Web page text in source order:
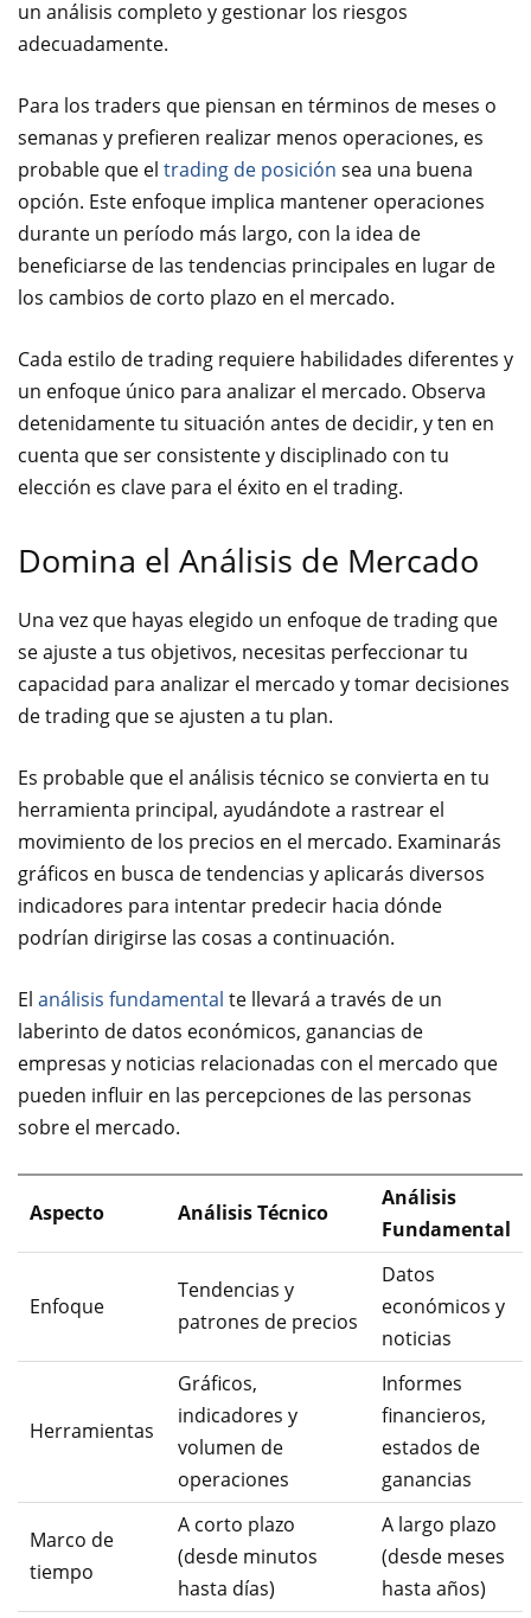
un análisis completo y gestionar los riesgos
adecuadamente.
Para los traders que piensan en términos de meses o
semanas y prefieren realizar menos operaciones, es
probable que el trading de posición sea una buena
opción. Este enfoque implica mantener operaciones
durante un período más largo, con la idea de
beneficiarse de las tendencias principales en lugar de
los cambios de corto plazo en el mercado.
Cada estilo de trading requiere habilidades diferentes y
un enfoque único para analizar el mercado. Observa
detenidamente tu situación antes de decidir, y ten en
cuenta que ser consistente y disciplinado con tu
elección es clave para el éxito en el trading.
Domina el Análisis de Mercado
Una vez que hayas elegido un enfoque de trading que
se ajuste a tus objetivos, necesitas perfeccionar tu
capacidad para analizar el mercado y tomar decisiones
de trading que se ajusten a tu plan.
Es probable que el análisis técnico se convierta en tu
herramienta principal, ayudándote a rastrear el
movimiento de los precios en el mercado. Examinarás
gráficos en busca de tendencias y aplicarás diversos
indicadores para intentar predecir hacia dónde
podrían dirigirse las cosas a continuación.
El análisis fundamental te llevará a través de un
laberinto de datos económicos, ganancias de
empresas y noticias relacionadas con el mercado que
pueden influir en las percepciones de las personas
sobre el mercado.
Aspecto Análisis Técnico
Análisis
Fundamental
Enfoque
Tendencias y
patrones de precios
Datos
económicos y
noticias
Herramientas
Gráficos,
indicadores y
volumen de
operaciones
Informes
financieros,
estados de
ganancias
Marco de
tiempo
A corto plazo
(desde minutos
hasta días)
A largo plazo
(desde meses
hasta años)